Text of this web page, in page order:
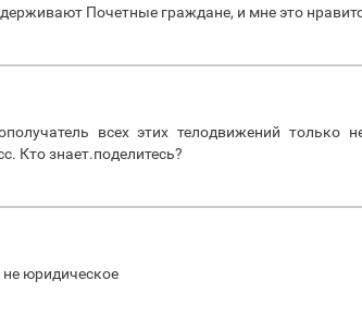
Почетные граждане, и мне это
всех этих телодвижений только
Кто знает.поделитесь?
юридическое